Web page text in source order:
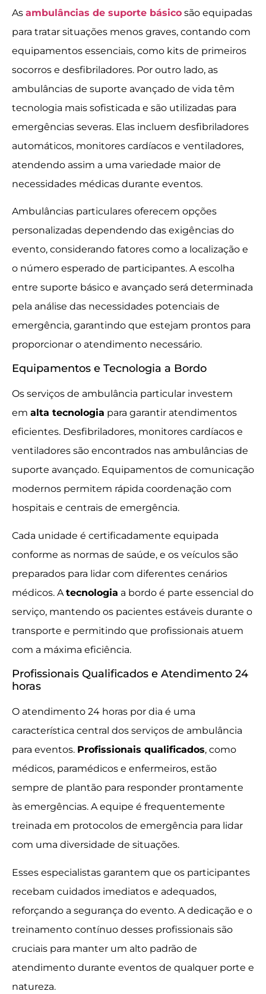
As ambulâncias de suporte básico são equipadas
para tratar situações menos graves, contando com
equipamentos essenciais, como kits de primeiros
socorros e desfibriladores. Por outro lado, as
ambulâncias de suporte avançado de vida têm
tecnologia mais sofisticada e são utilizadas para
emergências severas. Elas incluem desfibriladores
automáticos, monitores cardíacos e ventiladores,
atendendo assim a uma variedade maior de
necessidades médicas durante eventos.
Ambulâncias particulares oferecem opções
personalizadas dependendo das exigências do
evento, considerando fatores como a localização e
o número esperado de participantes. A escolha
entre suporte básico e avançado será determinada
pela análise das necessidades potenciais de
emergência, garantindo que estejam prontos para
proporcionar o atendimento necessário.
Equipamentos e Tecnologia a Bordo
Os serviços de ambulância particular investem
em alta tecnologia para garantir atendimentos
eficientes. Desfibriladores, monitores cardíacos e
ventiladores são encontrados nas ambulâncias de
suporte avançado. Equipamentos de comunicação
modernos permitem rápida coordenação com
hospitais e centrais de emergência.
Cada unidade é certificadamente equipada
conforme as normas de saúde, e os veículos são
preparados para lidar com diferentes cenários
médicos. A tecnologia a bordo é parte essencial do
serviço, mantendo os pacientes estáveis durante o
transporte e permitindo que profissionais atuem
com a máxima eficiência.
Profissionais Qualificados e Atendimento 24
horas
O atendimento 24 horas por dia é uma
característica central dos serviços de ambulância
para eventos. Profissionais qualificados, como
médicos, paramédicos e enfermeiros, estão
sempre de plantão para responder prontamente
às emergências. A equipe é frequentemente
treinada em protocolos de emergência para lidar
com uma diversidade de situações.
Esses especialistas garantem que os participantes
recebam cuidados imediatos e adequados,
reforçando a segurança do evento. A dedicação e o
treinamento contínuo desses profissionais são
cruciais para manter um alto padrão de
atendimento durante eventos de qualquer porte e
natureza.